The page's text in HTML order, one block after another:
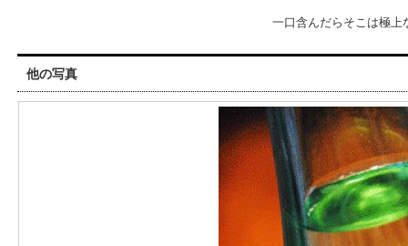
一口含んだらそこは極上
他の写真